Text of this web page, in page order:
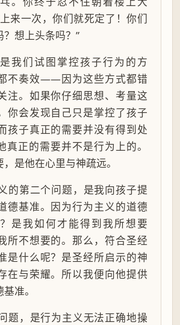
来一次，你们就死定了！你们
想上头条吗？”
我们试图掌控孩子行为的方
不奏效——因为这些方式都错
注。如果你仔细思想、考量这
你会发现自己只是掌控了孩子
孩子真正的需要并没有得到处
正的需要并不是行为上的。
是他在心里与神疏远。
的第二个问题，是我向孩子提
德基准。因为行为主义的道德
是我如何才能得到我所想要
所不想要的。那么，符合圣经
是什么呢？是圣经所启示的神
在与荣耀。所以我便向他提供
准。
题，是行为主义无法正确地操